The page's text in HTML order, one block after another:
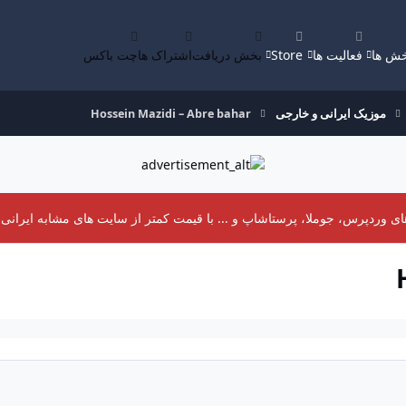
ها فعالیت ها Store بخش دریافتاشتراک هاچت باکس
موزیک ایرانی و خارجی Hossein Mazidi – Abre bahar
جوملا، پرستاشاپ و ... با قیمت کمتر از سایت های مشابه ایرانی